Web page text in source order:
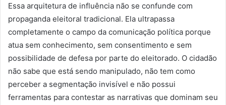
Essa arquitetura de influência não se confunde com
propaganda eleitoral tradicional. Ela ultrapassa
completamente o campo da comunicação política porque
atua sem conhecimento, sem consentimento e sem
possibilidade de defesa por parte do eleitorado. O cidadão
não sabe que está sendo manipulado, não tem como
perceber a segmentação invisível e não possui
ferramentas para contestar as narrativas que dominam seu